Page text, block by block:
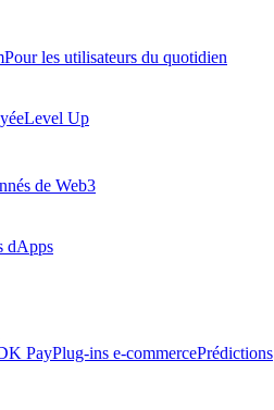
Pour les utilisateurs du quotidien
Level Up
de Web3
dApps
PayPlug-ins e-commercePrédictions